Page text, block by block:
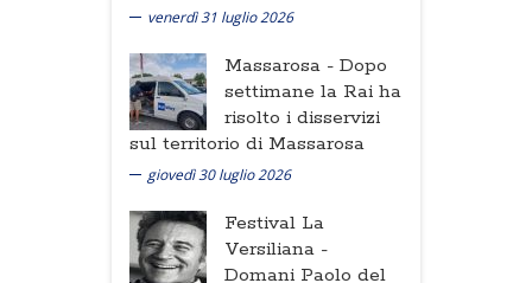
venerdì 31 luglio 2026
Massarosa - Dopo
settimane la Rai ha
risolto i disservizi
sul territorio di Massarosa
giovedì 30 luglio 2026
Festival La
Versiliana -
Domani Paolo del